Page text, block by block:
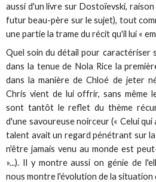
aussi d'un livre sur Dostoïevski,
futur beau-père sur le sujet), tout
une partie la trame du récit qu'il lui «
Quel soin du détail pour caractériser
dans la tenue de Nola Rice la
dans la manière de Chloé de jeter
Chris vient de lui offrir, sans même
sont tantôt le reflet du thème
d'une savoureuse noirceur (« Celui
talent avait un regard pénétrant sur la
n'être jamais venu au monde est
»...). Il y montre aussi on génie de
nous montre l'évolution de la situation